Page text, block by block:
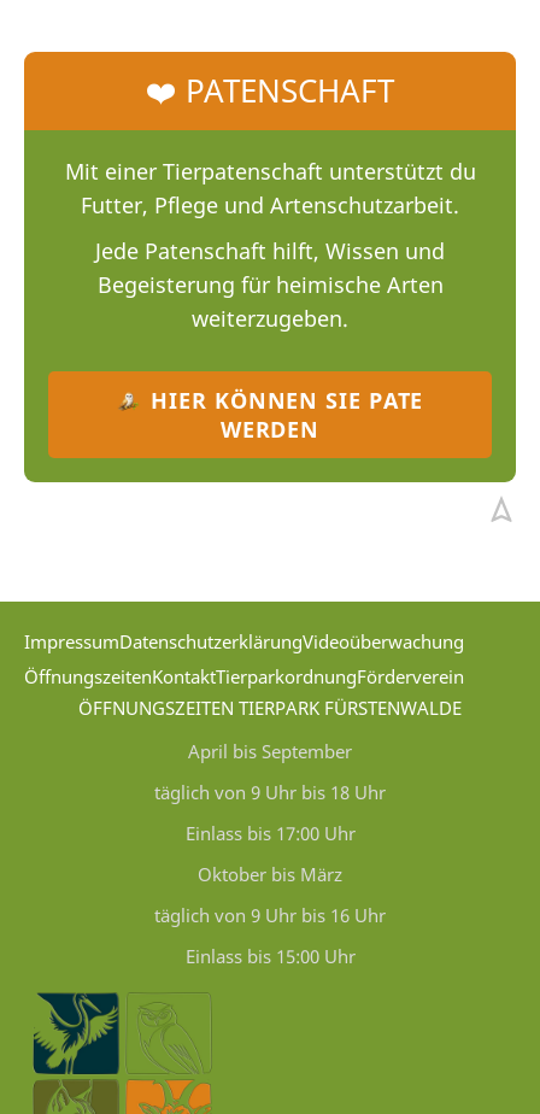
❤️ PATENSCHAFT
Mit einer Tierpatenschaft unterstützt du
Futter, Pflege und Artenschutzarbeit.
Jede Patenschaft hilft, Wissen und
Begeisterung für heimische Arten
weiterzugeben.
HIER KÖNNEN SIE PATE
WERDEN
ImpressumDatenschutzerklärungVideoüberwachung
ÖffnungszeitenKontaktTierparkordnungFörderverein
ÖFFNUNGSZEITEN TIERPARK FÜRSTENWALDE
April bis September
täglich von 9 Uhr bis 18 Uhr
Einlass bis 17:00 Uhr
Oktober bis März
täglich von 9 Uhr bis 16 Uhr
Einlass bis 15:00 Uhr